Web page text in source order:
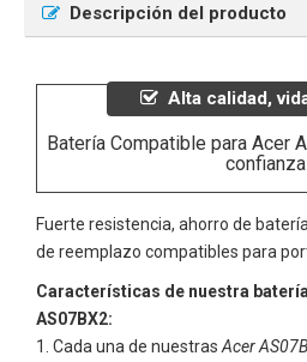
Descripción del producto
Alta calidad,
Batería Compatible para Acer
Fuerte resistencia, ahorro de
de reemplazo compatibles para
Características de nuestra
AS07BX2:
Cada una de nuestras Acer